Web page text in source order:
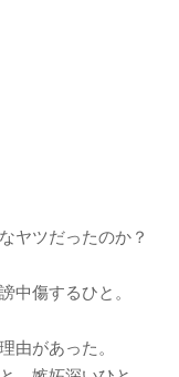
ヤツだったのか？
中傷するひと。
由があった。